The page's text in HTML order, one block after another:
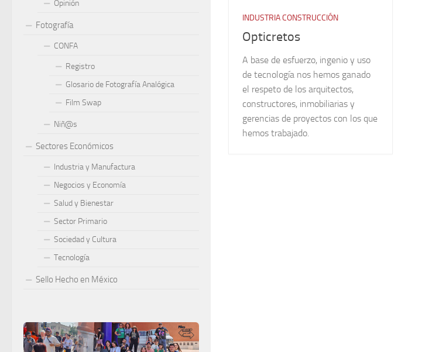
INDUSTRIA CONSTRUCCIÓN
Opticretos
A base de esfuerzo, ingenio y uso
de tecnología nos hemos ganado
el respeto de los arquitectos,
constructores, inmobiliarias y
gerencias de proyectos con los que
hemos trabajado.
Opinión
Fotografía
CONFA
Registro
Glosario de Fotografía Analógica
Film Swap
Niñ@s
Sectores Económicos
Industria y Manufactura
Negocios y Economía
Salud y Bienestar
Sector Primario
Sociedad y Cultura
Tecnología
Sello Hecho en México